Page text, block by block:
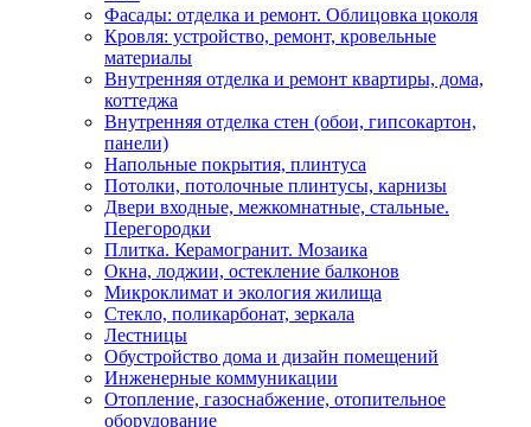
Фасады: отделка и ремонт. Облицовка цоколя
Кровля: устройство, ремонт, кровельные
материалы
Внутренняя отделка и ремонт квартиры, дома,
коттеджа
Внутренняя отделка стен (обои, гипсокартон,
панели)
Напольные покрытия, плинтуса
Потолки, потолочные плинтусы, карнизы
Двери входные, межкомнатные, стальные.
Перегородки
Плитка. Керамогранит. Мозаика
Окна, лоджии, остекление балконов
Микроклимат и экология жилища
Стекло, поликарбонат, зеркала
Лестницы
Обустройство дома и дизайн помещений
Инженерные коммуникации
Отопление, газоснабжение, отопительное
оборудование